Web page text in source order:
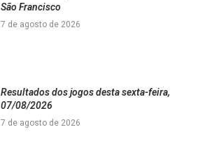
São Francisco
7 de agosto de 2026
Resultados dos jogos desta sexta-feira,
07/08/2026
7 de agosto de 2026